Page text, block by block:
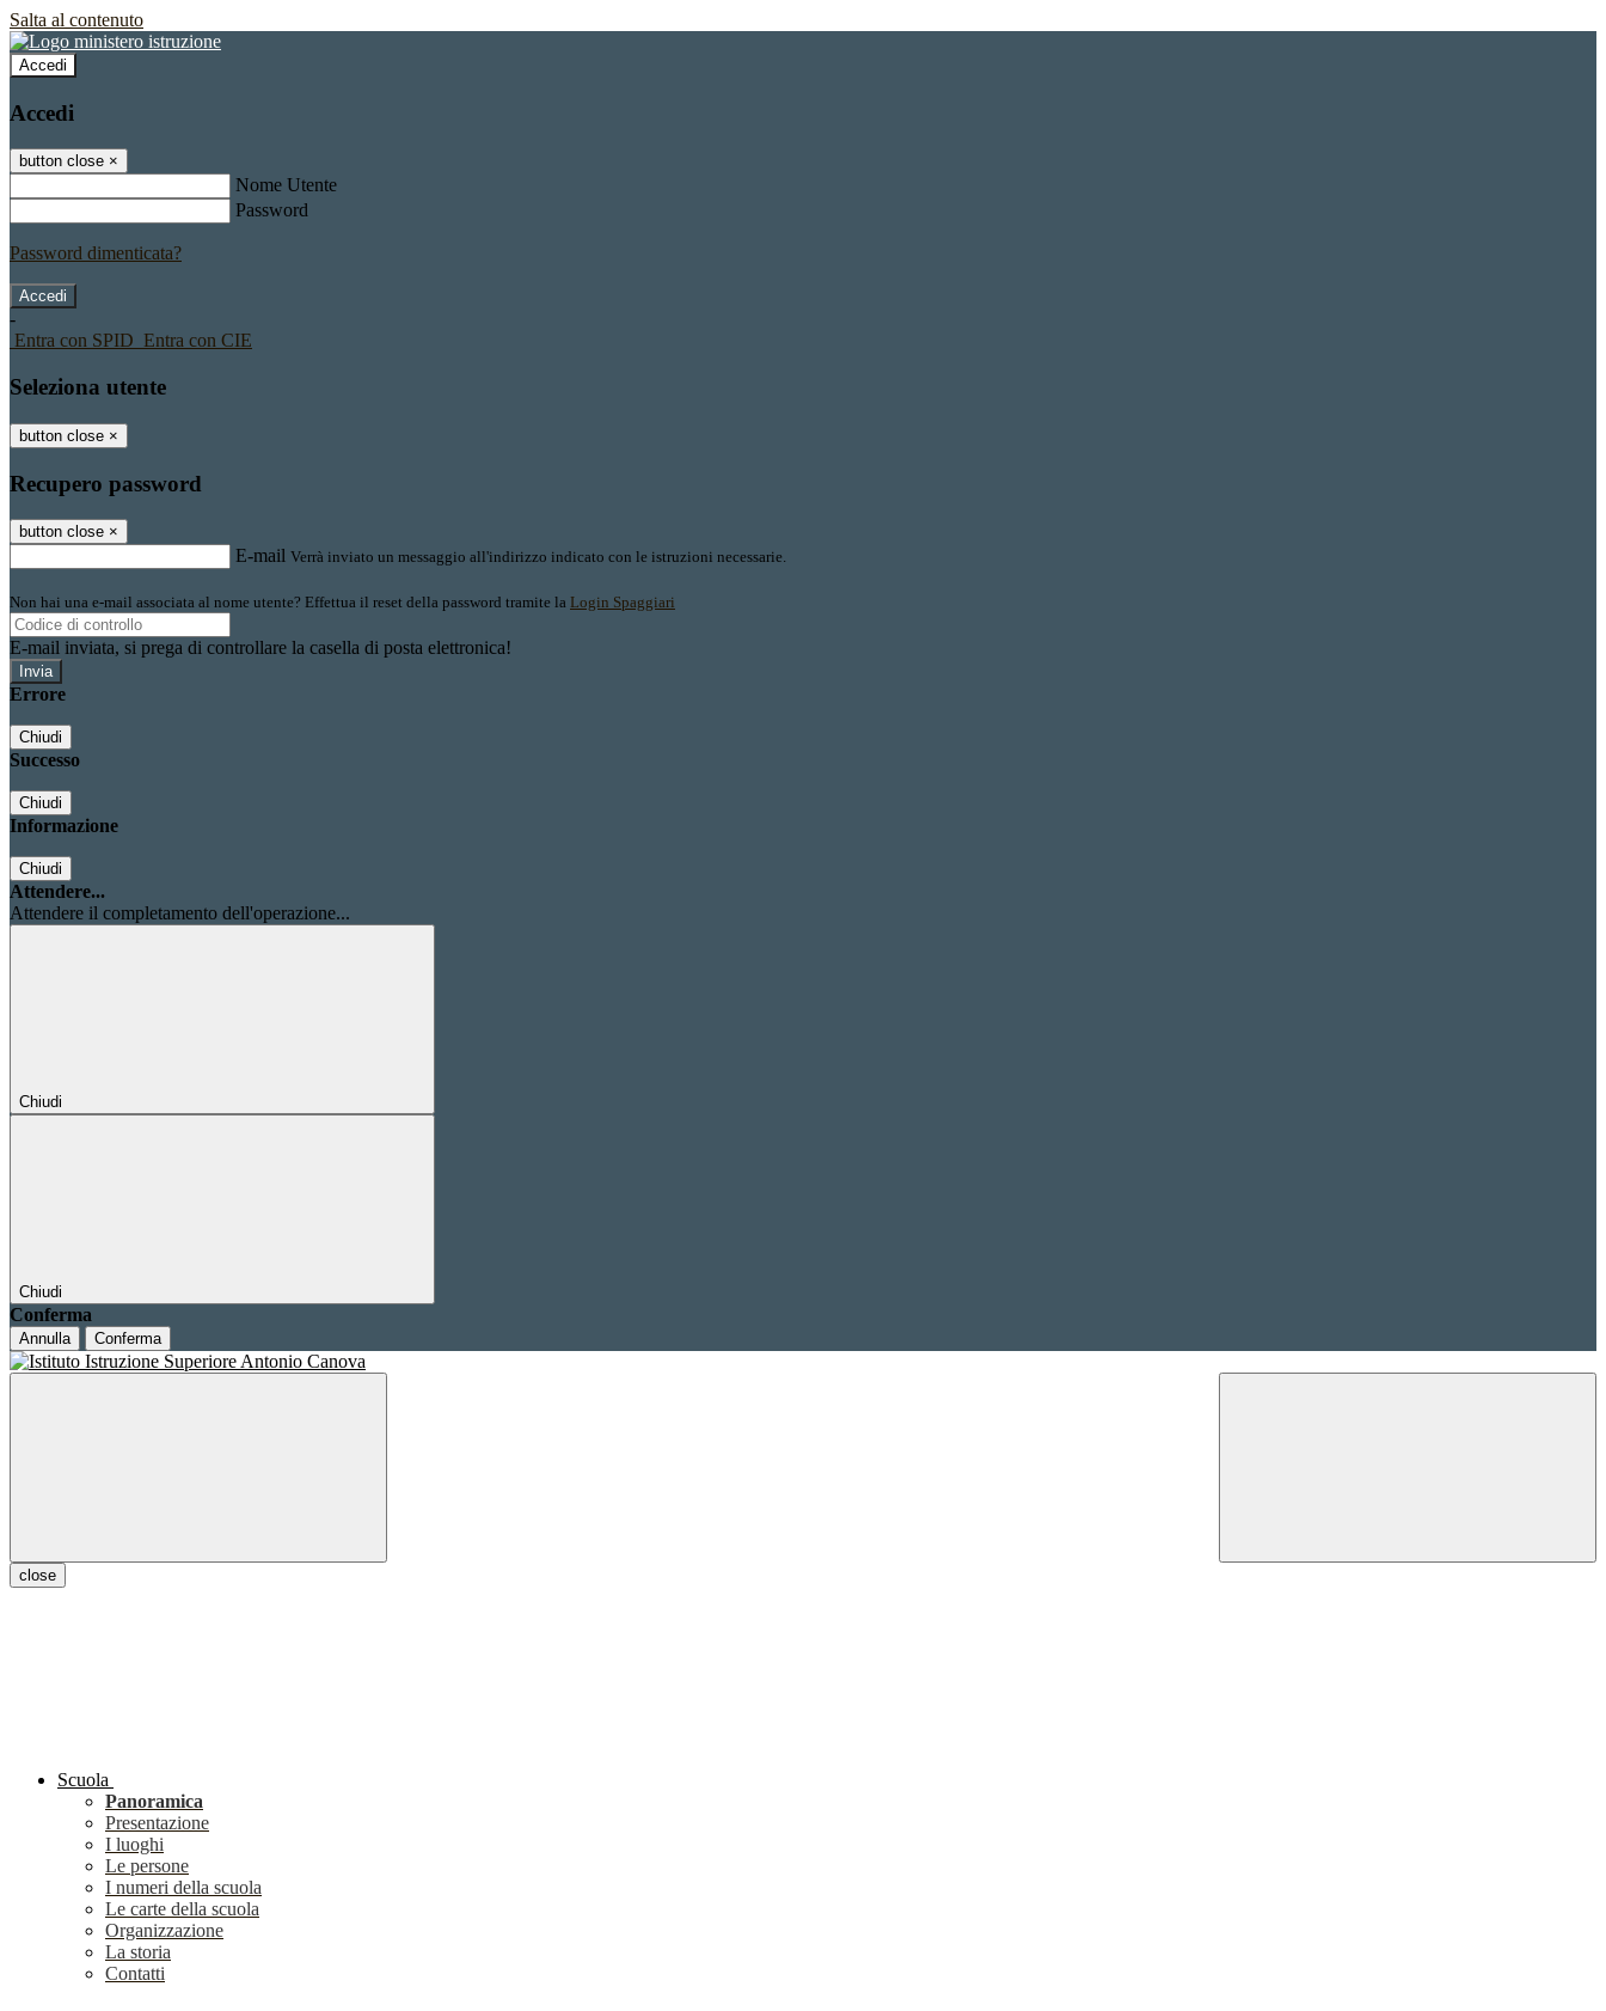
Salta al contenuto
Accedi
Accedi
button close ×
Nome Utente
Password
Password dimenticata?
-
Entra con SPID Entra con CIE
Seleziona utente
button close ×
Recupero password
button close ×
E-mail Verrà inviato un messaggio all'indirizzo indicato con le istruzioni necessarie.
Non hai una e-mail associata al nome utente? Effettua il reset della password tramite la Login Spaggiari
E-mail inviata, si prega di controllare la casella di posta elettronica!
Errore
Chiudi
Successo
Chiudi
Informazione
Chiudi
Attendere...
Attendere il completamento dell'operazione...
Chiudi
Chiudi
Conferma
Annulla Conferma
close
Scuola
Panoramica
Presentazione
I luoghi
Le persone
I numeri della scuola
Le carte della scuola
Organizzazione
La storia
Contatti